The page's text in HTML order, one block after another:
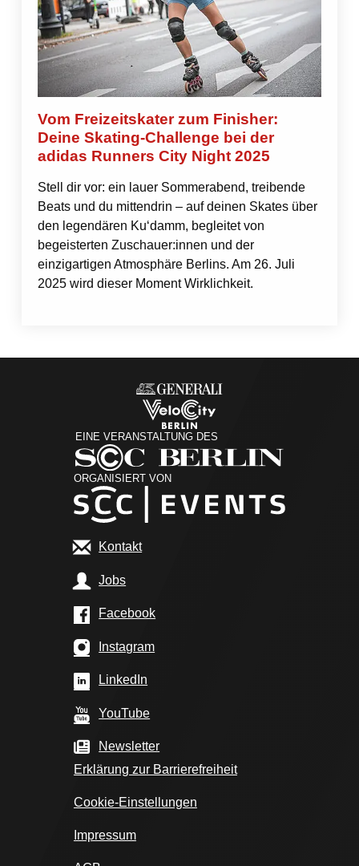
Vom Freizeitskater zum Finisher:
Deine Skating-Challenge bei der
adidas Runners City Night 2025
Stell dir vor: ein lauer Sommerabend, treibende
Beats und du mittendrin – auf deinen Skates über
den legendären Ku‘damm, begleitet von
begeisterten Zuschauer:innen und der
einzigartigen Atmosphäre Berlins. Am 26. Juli
2025 wird dieser Moment Wirklichkeit.
EINE VERANSTALTUNG DES
ORGANISIERT VON
Kontakt
Jobs
Facebook
Instagram
LinkedIn
YouTube
Newsletter
Erklärung zur Barrierefreiheit
Cookie-Einstellungen
Impressum